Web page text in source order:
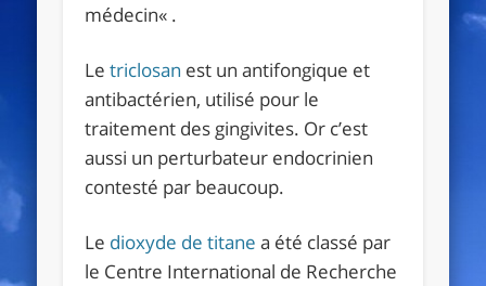
médecin« .
Letriclosan est un antifongique et
antibactérien, utilisé pour le
traitement des gingivites. Or c’est
aussi un perturbateur endocrinien
contesté par beaucoup.
Le dioxyde de titane a été classé par
le Centre International de Recherche